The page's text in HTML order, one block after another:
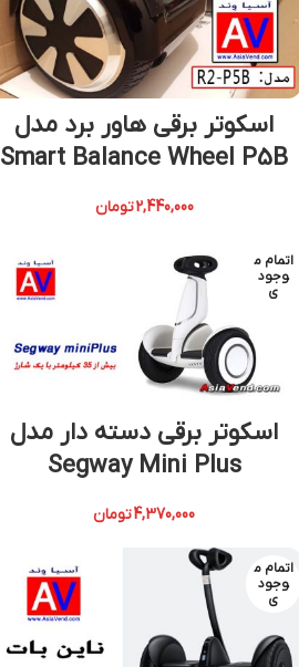
اسکوتر برقی هاور برد مدل
Smart Balance Wheel P5B
2,440,000تومان
اتمام م
وجود
ی
اسکوتر برقی دسته دار مدل
Segway Mini Plus
4,370,000تومان
اتمام م
وجود
ی